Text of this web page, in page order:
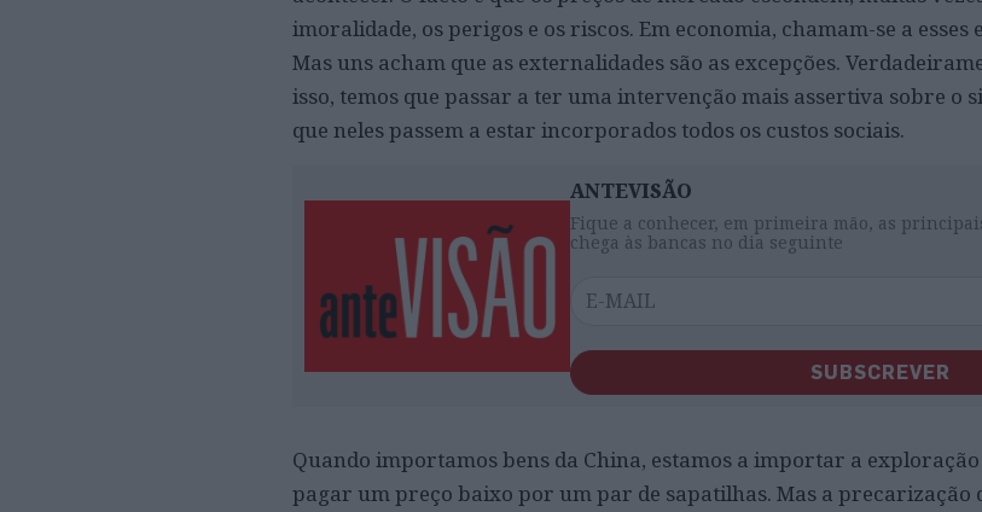
imoralidade, os perigos e os riscos. Em economia, chamam-se a esses
Mas uns acham que as externalidades são as excepções.
isso, temos que passar a ter uma intervenção mais assertiva sobre o
que neles passem a estar incorporados todos os custos sociais.
ANTEVISÃO
Fique a conhecer, em primeira mão, as
chega às bancas no dia seguinte
SUBSCREVER
Quando importamos bens da China, estamos a importar a
pagar um preço baixo por um par de sapatilhas. Mas a precarização